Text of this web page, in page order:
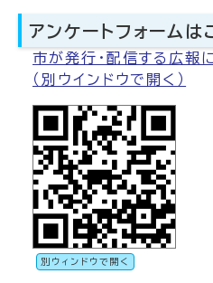
アンケートフォームは
市が発行・配信する広報
（別ウインドウで開く）
別ウィンドウで開く